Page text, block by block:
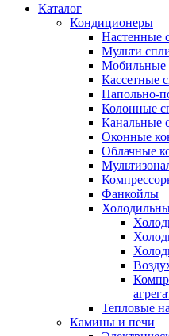
Каталог
Кондиционеры
Настенные
Мульти
Мобильные
Кассетные
Напольно-
Колонные
Канальные
Оконные
Облачные
Фанкойлы
Тепловые
Камины и печи